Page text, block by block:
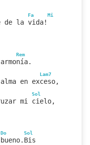
Fa Mi
de la vida!
Rem
Lam7
en exceso,
Sol
mi cielo,
Do Sol